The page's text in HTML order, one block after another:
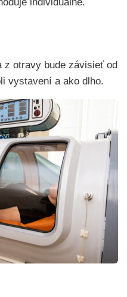
z otravy bude závisieť od
vystavení a ako dlho.